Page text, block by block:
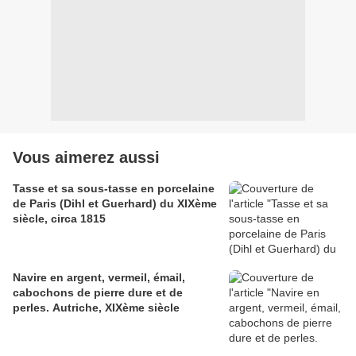
Vous aimerez aussi
Tasse et sa sous-tasse en porcelaine
de Paris (Dihl et Guerhard) du XIXème
siècle, circa 1815
Navire en argent, vermeil, émail,
cabochons de pierre dure et de
perles. Autriche, XIXème siècle